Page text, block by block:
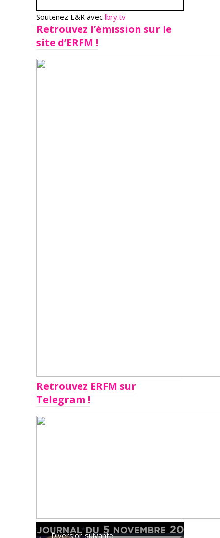
Soutenez E&R avec lbry.tv
Retrouvez l’émission sur le
site d’ERFM !
Retrouvez ERFM sur
Telegram !
Diversion suivante